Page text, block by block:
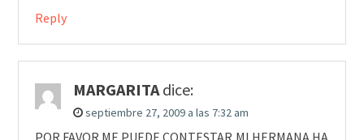
Reply
MARGARITA dice:
septiembre 27, 2009 a las 7:32 am
POR FAVOR ME PUEDE CONTESTAR,MI HERMANA HA